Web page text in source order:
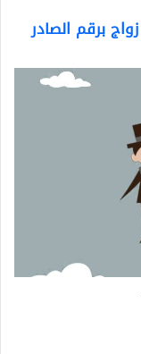
برقم الصادر